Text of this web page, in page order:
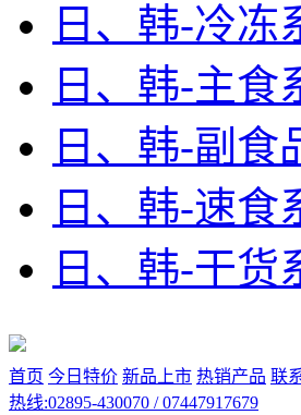
日、韩-冷冻
日、韩-主食
日、韩-副食
日、韩-速食
日、韩-干货
首页 今日特价 新品上市 热销产品 联
热线:02895-430070 / 07447917679